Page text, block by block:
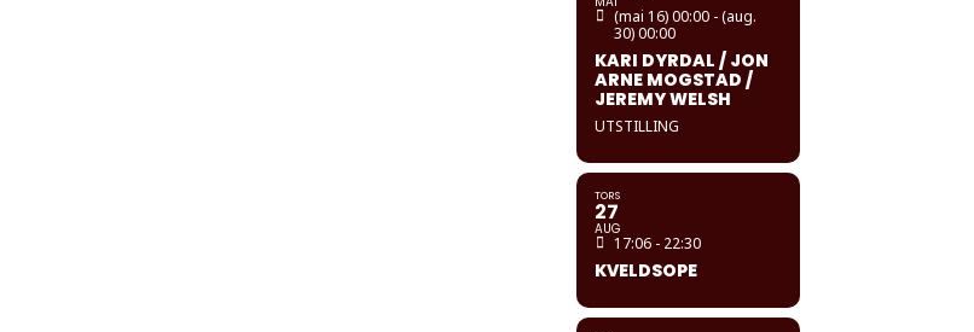
(mai 16) 00:00 - (aug.
30) 00:00
KARI DYRDAL / JON
ARNE MOGSTAD /
JEREMY WELSH
UTSTILLING
TORS
27
AUG
17:06 - 22:30
KVELDSOPE